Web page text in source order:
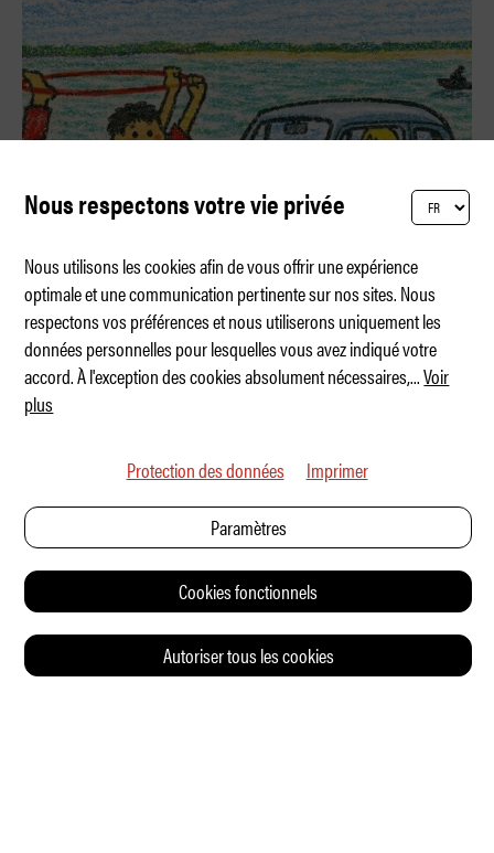
Le meilleur rapport qualité-prix ?
Nous respectons votre vie privée
Nous utilisons les cookies afin de vous offrir une expérience
optimale et une communication pertinente sur nos sites. Nous
respectons vos préférences et nous utiliserons uniquement les
données personnelles pour lesquelles vous avez indiqué votre
accord. À l'exception des cookies absolument nécessaires,...Voir
plus
Protection des données Imprimer
Paramètres
Cookies fonctionnels
Autoriser tous les cookies